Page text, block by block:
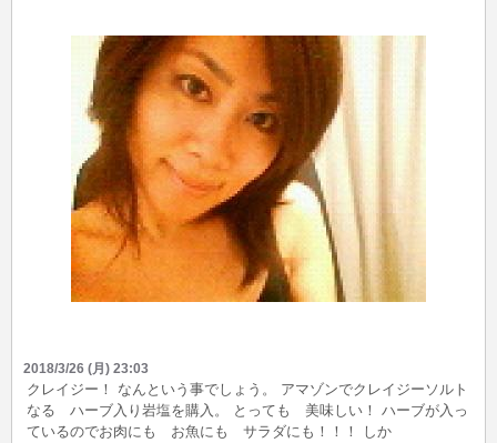
2018/3/26 (月) 23:03
クレイジー！ なんという事でしょう。 アマゾンでクレイジーソルト
なる ハーブ入り岩塩を購入。 とっても 美味しい！ ハーブが入っ
ているのでお肉にも お魚にも サラダにも！！！ しか